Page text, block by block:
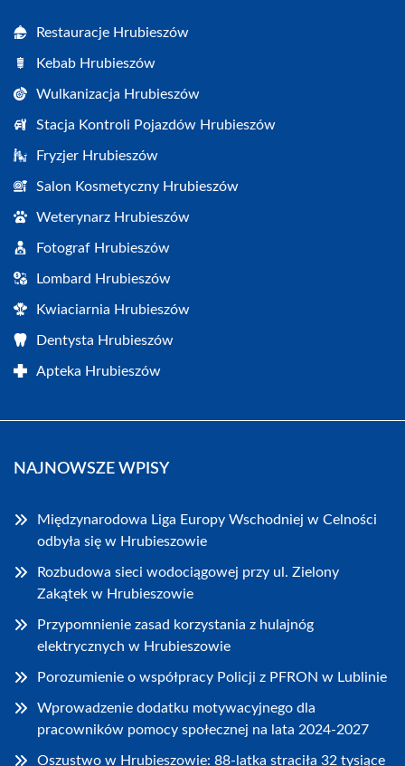
Restauracje Hrubieszów
Kebab Hrubieszów
Wulkanizacja Hrubieszów
Stacja Kontroli Pojazdów Hrubieszów
Fryzjer Hrubieszów
Salon Kosmetyczny Hrubieszów
Weterynarz Hrubieszów
Fotograf Hrubieszów
Lombard Hrubieszów
Kwiaciarnia Hrubieszów
Dentysta Hrubieszów
Apteka Hrubieszów
NAJNOWSZE WPISY
Międzynarodowa Liga Europy Wschodniej w Celności
odbyła się w Hrubieszowie
Rozbudowa sieci wodociągowej przy ul. Zielony
Zakątek w Hrubieszowie
Przypomnienie zasad korzystania z hulajnóg
elektrycznych w Hrubieszowie
Porozumienie o współpracy Policji z PFRON w Lublinie
Wprowadzenie dodatku motywacyjnego dla
pracowników pomocy społecznej na lata 2024-2027
Oszustwo w Hrubieszowie: 88-latka straciła 32 tysiące